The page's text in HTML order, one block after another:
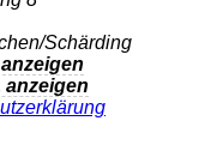
Schärding
anzeigen